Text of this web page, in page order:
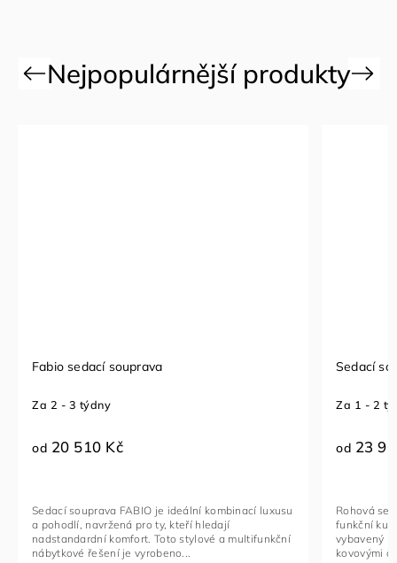
Previous
Fabio sedací souprava
Za 2 - 3 týdny
od 20 510 Kč
Sedací souprava FABIO je ideální kombinací luxusu
a pohodlí, navržená pro ty, kteří hledají
nadstandardní komfort. Toto stylové a multifunkční
nábytkové řešení je vyrobeno...
Sedací
Za 1 - 2
od 23
Rohová
funkční kus
vybavený
kovovými
Next